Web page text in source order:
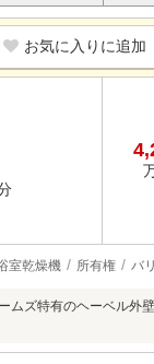
お気に入りに追加
室乾燥機 所有権 バ
ムズ特有のヘーベル